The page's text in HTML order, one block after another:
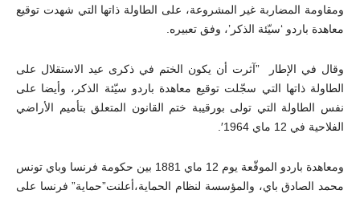
ومقاومة المضاربة غير المشروعة، على الطاولة ذاتها التي شهدت توقيع
معاهدة باردو ‘سيّئة الذكر’، وفق تعبيره.
وقال في الإطار ”آثرت أن يكون الختم في ذكرى عيد الاستقلال على
الطاولة ذاتها التي سجّلت توقيع معاهدة باردو سيّئة الذكر، وأيضا على
نفس الطاولة التي تولى بورقيبة ختم القانون المتعلق بتأميم الأراضي
الفلاحية في 12 ماي 1964′.
ومعاهدة باردو الموقّعة يوم 12 ماي 1881 بين حكومة فرنسا وباي تونس
محمد الصادق باي، والمؤسسة لنظام الحماية،أعلنت”حماية” فرنسا على